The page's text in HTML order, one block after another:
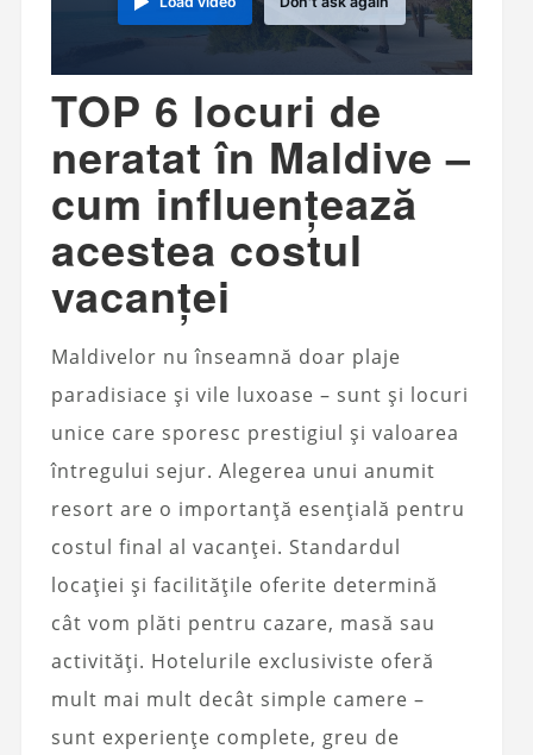
TOP 6 locuri de
neratat în Maldive –
cum influențează
acestea costul
vacanței
Maldivelor nu înseamnă doar plaje
paradisiace și vile luxoase – sunt și locuri
unice care sporesc prestigiul și valoarea
întregului sejur. Alegerea unui anumit
resort are o importanță esențială pentru
costul final al vacanței. Standardul
locației și facilitățile oferite determină
cât vom plăti pentru cazare, masă sau
activități. Hotelurile exclusiviste oferă
mult mai mult decât simple camere –
sunt experiențe complete, greu de